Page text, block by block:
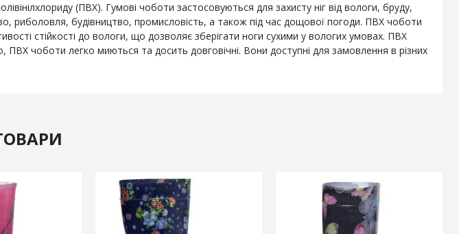
(ПВХ). Гумові чоботи застосовуються для захисту ніг від вологи, бруду,
риболовля, будівництво, промисловість, а також під час дощової погоди. ПВХ чоботи
стійкості до вологи, що дозволяє зберігати ноги сухими у вологих умовах. ПВХ
чоботи легко миються та досить довговічні. Вони доступні для замовлення в різних